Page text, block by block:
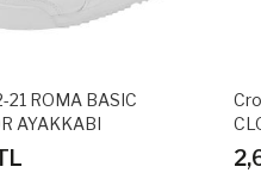
Crocs 205089-0GX BAYABAND
CLOG SPOR TERLİK SANDALET
2,608.80 TL